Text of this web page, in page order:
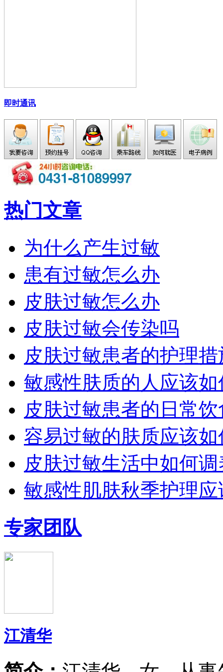
即时通讯
热门文章
为什么产生过敏
患有过敏怎么办
皮肤过敏怎么办
皮肤过敏会传染吗
皮肤过敏患者的护理
敏感性肤质的人应该
皮肤过敏患者的日常
容易过敏的肤质应该
皮肤过敏生活中如何调
敏感性肌肤秋季护理
专家团队
江清华